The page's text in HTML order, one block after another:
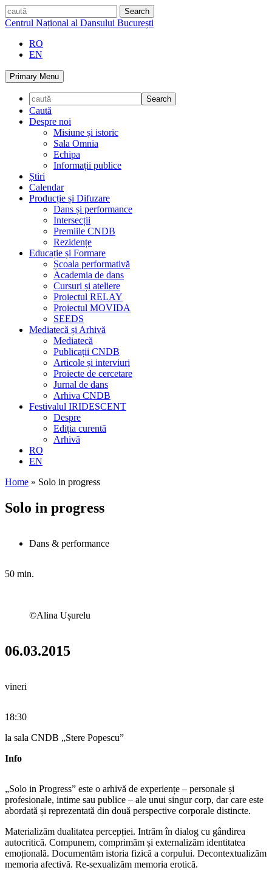
Skip
to
caută
Centrul Național al Dansului București
RO
EN
Primary Menu
Caută
Despre noi
Misiune și istoric
Sala Omnia
Echipa
Informații publice
Știri
Calendar
Producție și Difuzare
Dans și performance
Intersecții
Premiile CNDB
Rezidențe
Educație și Formare
Școala performativă
Academia de dans
Cursuri și ateliere
Proiectul RELAY
Proiectul MOVIDA
SEEDS
Mediatecă și Arhivă
Mediatecă
Publicații CNDB
Articole și interviuri
Proiecte de cercetare
Jurnal de dans
Arhiva CNDB
Festivalul IRIDESCENT
Despre
Ediția curentă
Arhivă
RO
EN
Home » Solo in progress
Solo in progress
Dans & performance
50 min.
©Alina Ușurelu
06.03.2015
vineri
18:30
la sala CNDB „Stere Popescu”
Info
„Solo in Progress” este o arhivă de experiențe – personale și
profesionale, intime sau publice – ale unui singur corp, dar care este
abordată și reprezentată din două perspective corporale distincte.
Materializăm dualitatea percepției. Intrăm în dialog cu gândirea
autocritică. Compunem, comprimăm și externalizăm identitatea
emoțională. Documentăm istoria fizică a corpului. Decontextualizăm
memoria afectivă. Re-sexualizăm memoria erotică.